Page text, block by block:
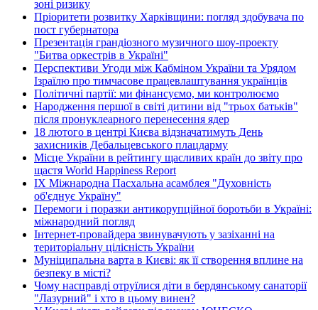
зоні ризику
Пріоритети розвитку Харківщини: погляд здобувача по
пост губернатора
Презентація грандіозного музичного шоу-проекту
"Битва оркестрів в Україні"
Перспективи Угоди між Кабміном України та Урядом
Ізраїлю про тимчасове працевлаштування українців
Політичні партії: ми фінансуємо, ми контролюємо
Народження першої в світі дитини від "трьох батьків"
після пронуклеарного перенесення ядер
18 лютого в центрі Києва відзначатимуть День
захисників Дебальцевського плацдарму
Місце України в рейтингу щасливих країн до звіту про
щастя World Happiness Report
ІХ Міжнародна Пасхальна асамблея "Духовність
об'єднує Україну"
Перемоги і поразки антикорупційної боротьби в Україні:
міжнародний погляд
Інтернет-провайдера звинувачують у зазіханні на
територіальну цілісність України
Муніципальна варта в Києві: як її створення вплине на
безпеку в місті?
Чому насправді отруїлися діти в бердянському санаторії
"Лазурний" і хто в цьому винен?